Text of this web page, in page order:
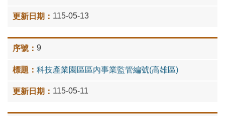
115-05-13
9
科技產業園區區內事業監管編號(高雄區)
115-05-11